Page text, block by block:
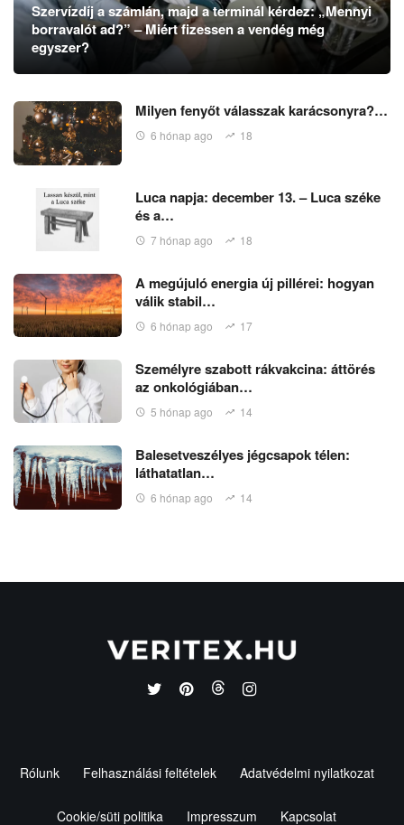
Szervízdíj a számlán, majd a terminál kérdez: „Mennyi
borravalót ad?” – Miért fizessen a vendég még
egyszer?
Milyen fenyőt válasszak karácsonyra?…
6 hónap ago 18
Luca napja: december 13. – Luca széke
és a…
7 hónap ago 18
A megújuló energia új pillérei: hogyan
válik stabil…
6 hónap ago 17
Személyre szabott rákvakcina: áttörés
az onkológiában…
5 hónap ago 14
Balesetveszélyes jégcsapok télen:
láthatatlan…
6 hónap ago 14
Rólunk Felhasználási feltételek Adatvédelmi nyilatkozat
Cookie/süti politika Impresszum Kapcsolat